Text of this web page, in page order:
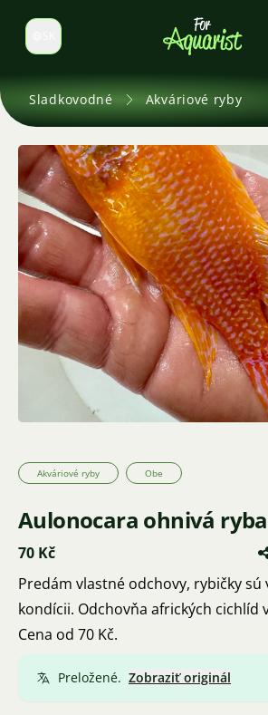
Prepnúť jazyk
Sladkovodné Akváriové ryby
Akváriové ryby Obe
Aulonocara ohnivá ryba
70 Kč
Predám vlastné odchovy, rybičky sú
kondícii. Odchovňa afrických cichlíd
Cena od 70 Kč.
Preložené. Zobraziť originál